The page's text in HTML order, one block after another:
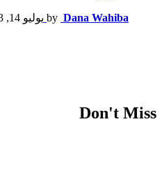
by Dana Wahiba يوليو 14, 2023, 2:42 م
Don't Miss